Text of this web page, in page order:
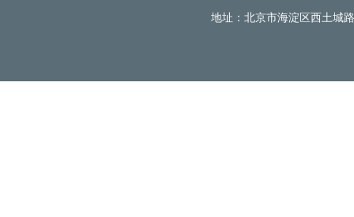
地址：北京市海淀区西土城